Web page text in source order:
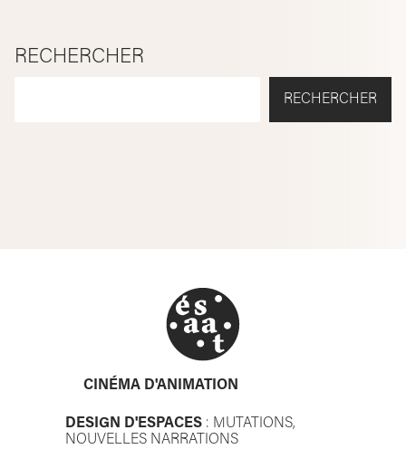
RECHERCHER
RECHERCHER
CINÉMA D'ANIMATION
DESIGN D'ESPACES : MUTATIONS,
NOUVELLES NARRATIONS